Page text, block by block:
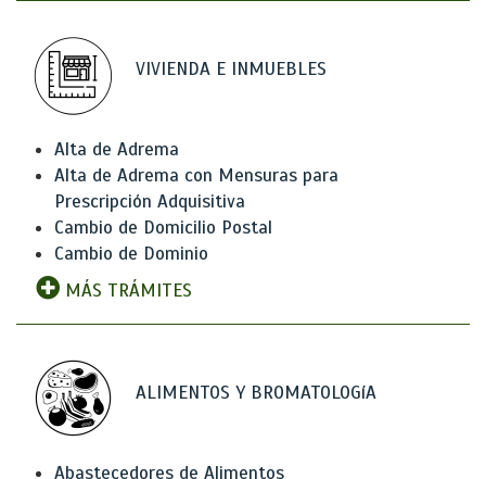
VIVIENDA E INMUEBLES
Alta de Adrema
Alta de Adrema con Mensuras para
Prescripción Adquisitiva
Cambio de Domicilio Postal
Cambio de Dominio
MÁS TRÁMITES
ALIMENTOS Y BROMATOLOGíA
Abastecedores de Alimentos